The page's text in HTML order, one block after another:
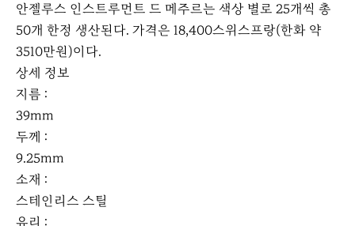
안젤루스 인스트루먼트 드 메주르는 색상 별로 25개씩 총
50개 한정 생산된다. 가격은 18,400스위스프랑(한화 약
3510만원)이다.
상세 정보
지름 :
39mm
두께 :
9.25mm
소재 :
스테인리스 스틸
유리 :